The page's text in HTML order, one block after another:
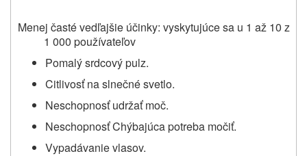
Menej časté vedľajšie účinky: vyskytujúce sa u 1 až 10 z
1 000 používateľov
Pomalý srdcový pulz.
Citlivosť na slnečné svetlo.
Neschopnosť udržať moč.
Neschopnosť Chýbajúca potreba močiť.
Vypadávanie vlasov.